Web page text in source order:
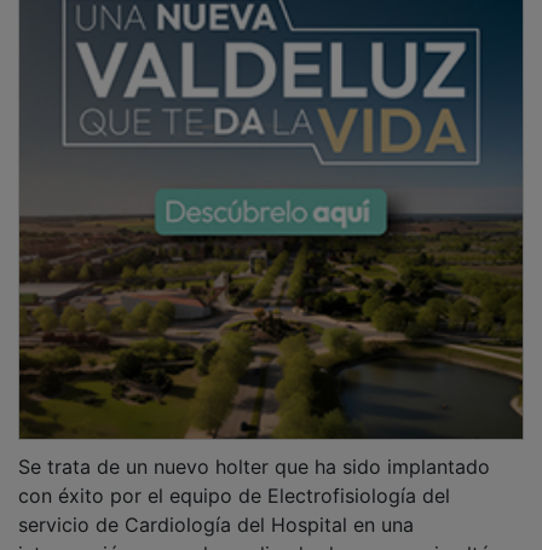
con éxito por el equipo de Electrofisiología del
servicio de Cardiología del Hospital en una
intervención que se ha realizado de manera simultánea